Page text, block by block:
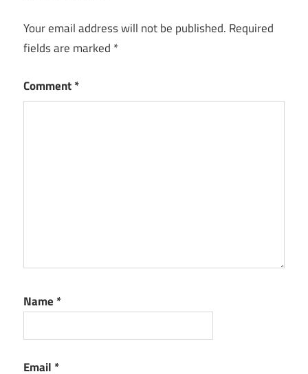
Your email address will not be published. Required
fields are marked *
Comment*
Name *
Email *